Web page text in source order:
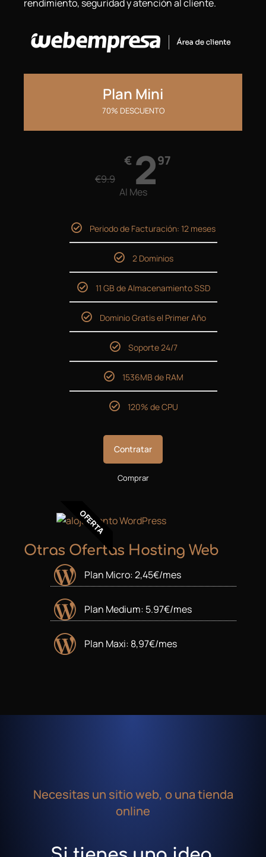
rendimiento, seguridad y atención al cliente.
Plan Mini
70% DESCUENTO
€9.9
€ 297
Al Mes
Periodo de Facturación: 12 meses
2 Dominios
11 GB de Almacenamiento SSD
Dominio Gratis el Primer Año
Soporte 24/7
1536MB de RAM
120% de CPU
Contratar
Comprar
OFERTA
Otras Ofertas Hosting Web
Plan Micro: 2,45€/mes
Plan Medium: 5.97€/mes
Plan Maxi: 8,97€/mes
Necesitas un sitio web, o una tienda
online